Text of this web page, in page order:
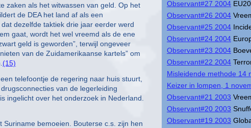
Observant#27 2004
Observant#26 2004
Observant#25 2004
Observant#24 2004
Observant#23 2004
Observant#22 2004
Misleidende methode 14
Keizer in lompen, 1
Observant#21 2003
Observant#20 2003
Observant#19 2003
zaken als het witwassen van geld. Op het
de DEA het land af als een
dezelfde taktiek drie jaar eerder werd
gaat, wordt het wel vreemd als de ene
geld is geworden”, terwijl ongeveer
van de Zuidamerikaanse kartels” om
(15)
telefoontje de regering naar huis stuurt,
van de legerleiding
ingelicht over het onderzoek in Nederland.
Suriname bemoeien. Bouterse c.s. zijn hen